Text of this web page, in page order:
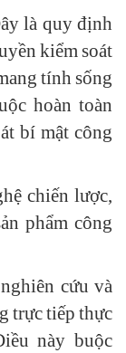
là quy định
kiểm soát
tính sống
hoàn toàn
bí mật công
chiến lược,
phẩm công
cứu và
trực tiếp thực
này buộc